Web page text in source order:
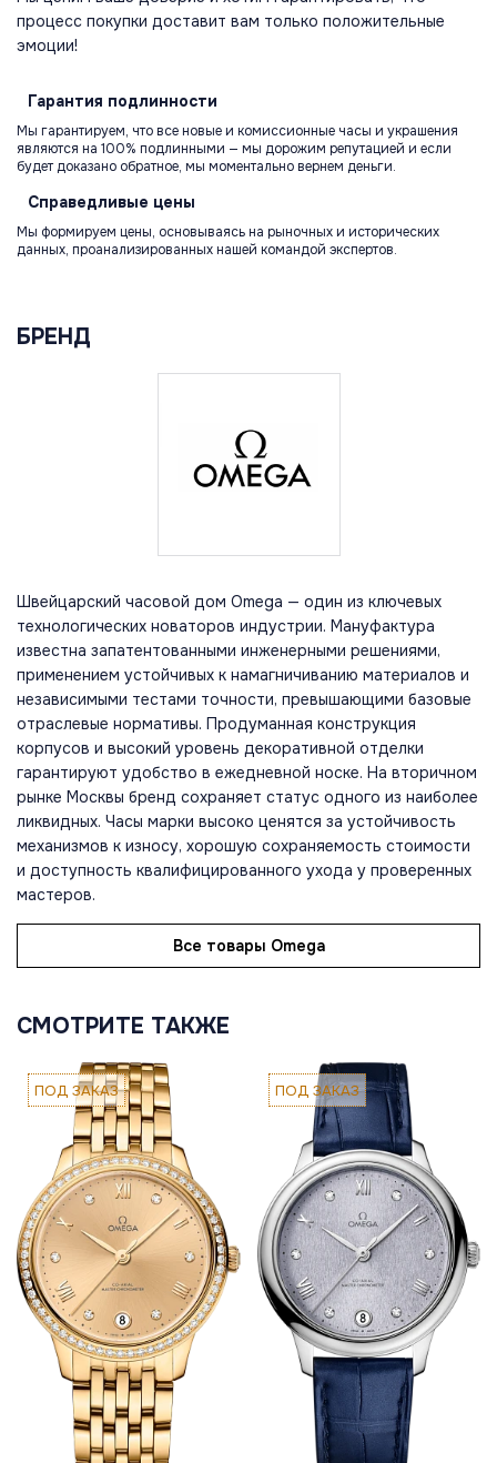
процесс покупки доставит вам только положительные
эмоции!
Гарантия подлинности
Мы гарантируем, что все новые и комиссионные часы и украшения
являются на 100% подлинными — мы дорожим репутацией и если
будет доказано обратное, мы моментально вернем деньги.
Справедливые цены
Мы формируем цены, основываясь на рыночных и исторических
данных, проанализированных нашей командой экспертов.
БРЕНД
Швейцарский часовой дом Omega — один из ключевых
технологических новаторов индустрии. Мануфактура
известна запатентованными инженерными решениями,
применением устойчивых к намагничиванию материалов и
независимыми тестами точности, превышающими базовые
отраслевые нормативы. Продуманная конструкция
корпусов и высокий уровень декоративной отделки
гарантируют удобство в ежедневной носке. На вторичном
рынке Москвы бренд сохраняет статус одного из наиболее
ликвидных. Часы марки высоко ценятся за устойчивость
механизмов к износу, хорошую сохраняемость стоимости
и доступность квалифицированного ухода у проверенных
мастеров.
Все товары Omega
СМОТРИТЕ ТАКЖЕ
ПОД ЗАКАЗ ПОД ЗАКАЗ